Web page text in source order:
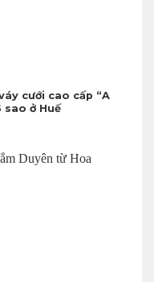
cưới cao cấp “A
sao ở Huế